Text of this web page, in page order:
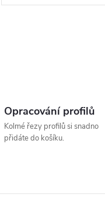
á
d
í
Opracování profilů
Kolmé řezy profilů si snadno
přidáte do košíku.